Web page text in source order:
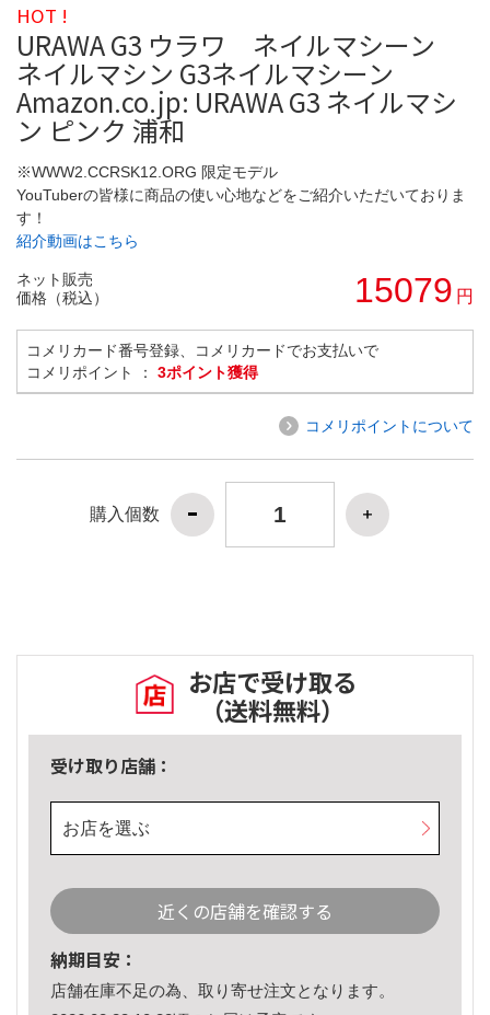
HOT !
URAWA G3 ウラワ ネイルマシーン
ネイルマシン G3ネイルマシーン
Amazon.co.jp: URAWA G3 ネイルマシ
ン ピンク 浦和
※WWW2.CCRSK12.ORG 限定モデル
YouTuberの皆様に商品の使い心地などをご紹介いただいておりま
す！
紹介動画はこちら
ネット販売
価格（税込）
15079 円
コメリカード番号登録、コメリカードでお支払いで
コメリポイント ： 3ポイント獲得
コメリポイントについて
購入個数
お店で受け取る
（送料無料）
受け取り店舗：
お店を選ぶ
近くの店舗を確認する
納期目安：
店舗在庫不足の為、取り寄せ注文となります。